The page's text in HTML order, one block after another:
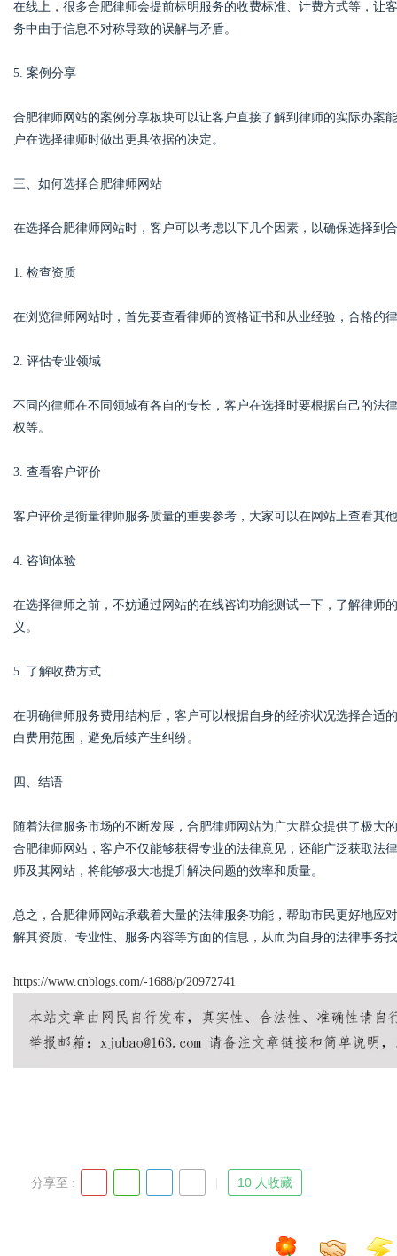
在线上，很多合肥律师会提前标明服务的收费标准、计费方式等，让
务中由于信息不对称导致的误解与矛盾。
5. 案例分享
合肥律师网站的案例分享板块可以让客户直接了解到律师的实际办案
户在选择律师时做出更具依据的决定。
三、如何选择合肥律师网站
在选择合肥律师网站时，客户可以考虑以下几个因素，以确保选择到
1. 检查资质
在浏览律师网站时，首先要查看律师的资格证书和从业经验，合格的
2. 评估专业领域
不同的律师在不同领域有各自的专长，客户在选择时要根据自己的法
权等。
3. 查看客户评价
客户评价是衡量律师服务质量的重要参考，大家可以在网站上查看其
4. 咨询体验
在选择律师之前，不妨通过网站的在线咨询功能测试一下，了解律师
义。
5. 了解收费方式
在明确律师服务费用结构后，客户可以根据自身的经济状况选择合适
白费用范围，避免后续产生纠纷。
四、结语
随着法律服务市场的不断发展，合肥律师网站为广大群众提供了极大
合肥律师网站，客户不仅能够获得专业的法律意见，还能广泛获取法
师及其网站，将能够极大地提升解决问题的效率和质量。
总之，合肥律师网站承载着大量的法律服务功能，帮助市民更好地应
解其资质、专业性、服务内容等方面的信息，从而为自身的法律事务
https://www.cnblogs.com/-1688/p/20972741
分享至 : 10 人收藏